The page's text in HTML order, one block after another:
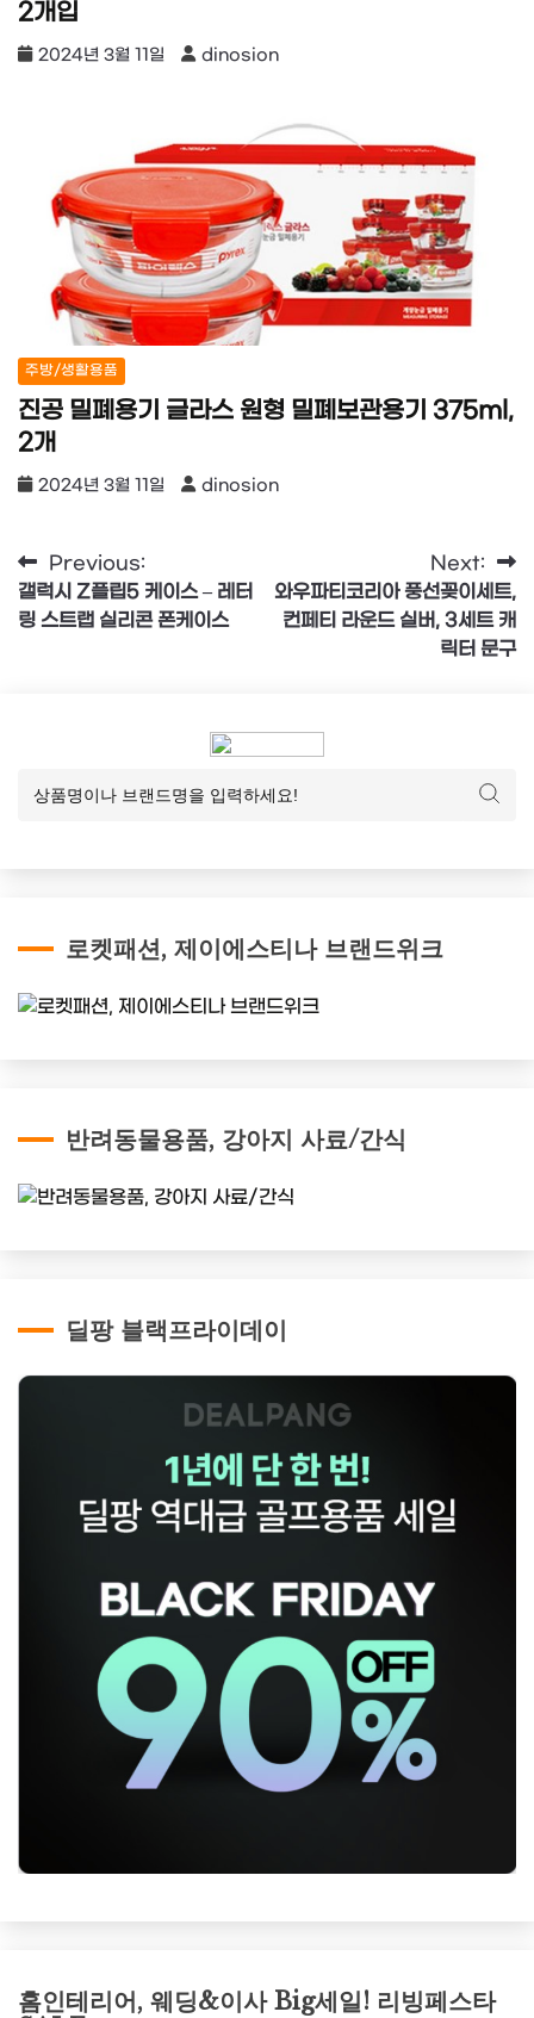
2개입
2024년 3월 11일 dinosion
주방/생활용품
진공 밀폐용기 글라스 원형 밀폐보관용기 375ml,
2개
2024년 3월 11일 dinosion
글
탐
Previous:
갤럭시 Z플립5 케이스 – 레터
링 스트랩 실리콘 폰케이스
Next:
와우파티코리아 풍선꽂이세트,
컨페티 라운드 실버, 3세트 캐
릭터 문구
로켓패션, 제이에스티나 브랜드위크
반려동물용품, 강아지 사료/간식
딜팡 블랙프라이데이
홈인테리어, 웨딩&이사 Big세일! 리빙페스타